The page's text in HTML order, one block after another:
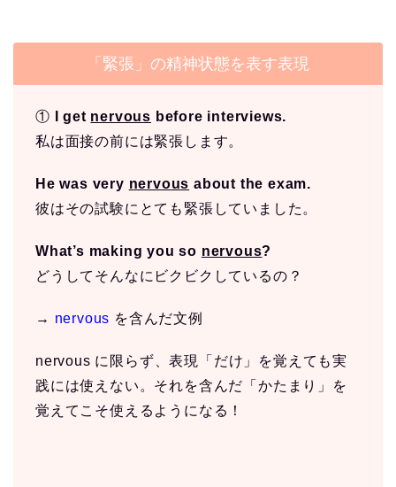
「緊張」の精神状態を表す表現
① I get nervous before interviews.
私は面接の前には緊張します。
He was very nervous about the exam.
彼はその試験にとても緊張していました。
What’s making you so nervous?
どうしてそんなにビクビクしているの？
→ nervous を含んだ文例
nervous に限らず、表現「だけ」を覚えても実
践には使えない。それを含んだ「かたまり」を
覚えてこそ使えるようになる！